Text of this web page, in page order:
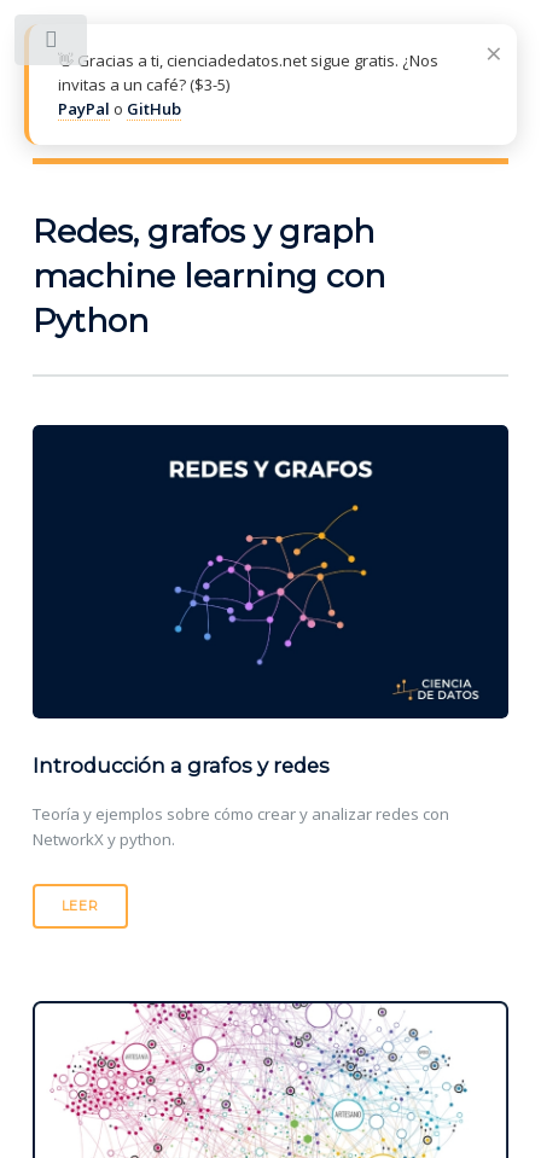
×
👋 Gracias a ti, cienciadedatos.net sigue gratis. ¿Nos
invitas a un café? ($3-5)
PayPal o GitHub
CIENCIADEDATOS.NET
Redes, grafos y graph
machine learning con
Python
Introducción a grafos y redes
Teoría y ejemplos sobre cómo crear y analizar redes con
NetworkX y python.
LEER